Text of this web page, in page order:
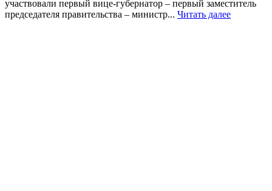
участвовали первый вице-губернатор – первый заместитель
председателя правительства – министр... Читать далее